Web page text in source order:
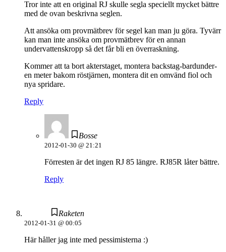
Tror inte att en original RJ skulle segla speciellt mycket bättre
med de ovan beskrivna seglen.
Att ansöka om provmätbrev för segel kan man ju göra. Tyvärr
kan man inte ansöka om provmätbrev för en annan
undervattenskropp så det får bli en överraskning.
Kommer att ta bort akterstaget, montera backstag-bardunder-
en meter bakom röstjärnen, montera dit en omvänd fiol och
nya spridare.
Reply
Bosse
2012-01-30 @ 21:21
Förresten är det ingen RJ 85 längre. RJ85R låter bättre.
Reply
Raketen
2012-01-31 @ 00:05
Här håller jag inte med pessimisterna :)